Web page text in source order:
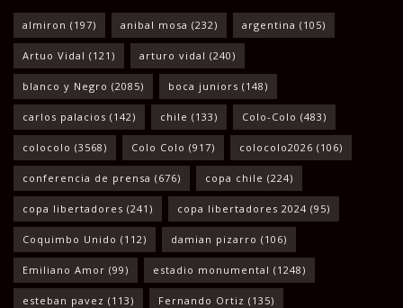
almiron (197) anibal mosa (232) argentina (105)
Artuo Vidal (121) arturo vidal (240)
blanco y Negro (2085) boca juniors (148)
carlos palacios (142) chile (133) Colo-Colo (483)
colocolo (3568) Colo Colo (917) colocolo2026 (106)
conferencia de prensa (676) copa chile (224)
copa libertadores (241) copa libertadores 2024 (95)
Coquimbo Unido (112) damian pizarro (106)
Emiliano Amor (99) estadio monumental (1248)
esteban pavez (113) Fernando Ortiz (135)